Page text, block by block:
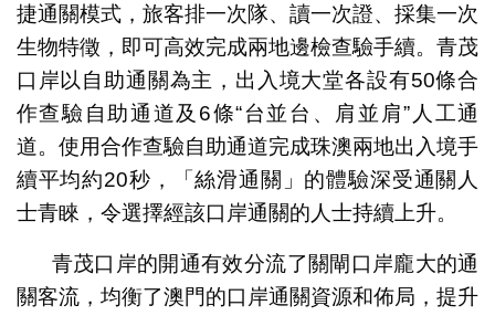
捷通關模式，旅客排一次隊、讀一次證、採集一次
生物特徵，即可高效完成兩地邊檢查驗手續。青茂
口岸以自助通關為主，出入境大堂各設有50條合
作查驗自助通道及6條“台並台、肩並肩”人工通
道。使用合作查驗自助通道完成珠澳兩地出入境手
續平均約20秒，「絲滑通關」的體驗深受通關人
士青睞，令選擇經該口岸通關的人士持續上升。
青茂口岸的開通有效分流了關閘口岸龐大的通
關客流，均衡了澳門的口岸通關資源和佈局，提升